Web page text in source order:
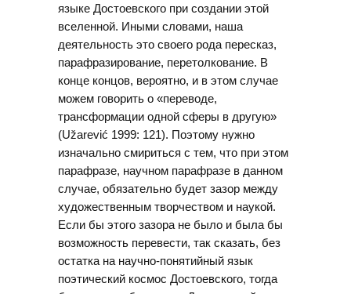
языке Достоевского при создании этой
вселенной. Иными словами, наша
деятельность это своего рода пересказ,
парафразирование, перетолкование. В
конце концов, вероятно, и в этом случае
можем говорить о «переводе,
трансформации одной сферы в другую»
(Užarević 1999: 121). Поэтому нужно
изначально смириться с тем, что при этом
парафразе, научном парафразе в данном
случае, обязательно будет зазор между
художественным творчеством и наукой.
Если бы этого зазора не было и была бы
возможность перевести, так сказать, без
остатка на научно-понятийный язык
поэтический космос Достоевского, тогда